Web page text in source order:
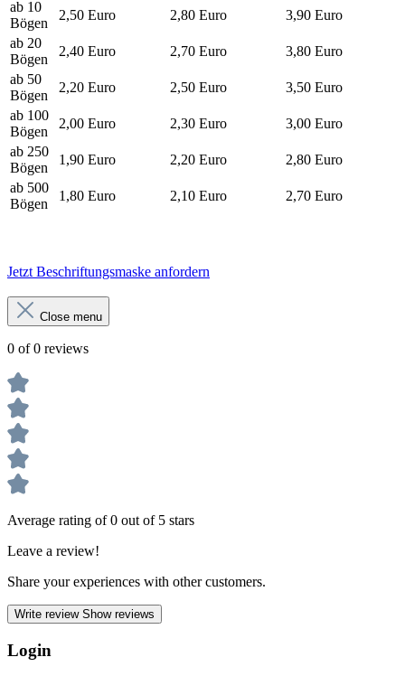
ab 10
Bögen
2,50 Euro 2,80 Euro
3,90 Euro
ab 20
Bögen
2,40 Euro 2,70 Euro
3,80 Euro
ab 50
Bögen
2,20 Euro 2,50 Euro
3,50 Euro
ab 100
Bögen
2,00 Euro 2,30 Euro
3,00 Euro
ab 250
Bögen
1,90 Euro 2,20 Euro
2,80 Euro
ab 500
Bögen
1,80 Euro 2,10 Euro 2,70 Euro
Jetzt Beschriftungsmaske anfordern
Close menu
0 of 0 reviews
Average rating of 0 out of 5 stars
Leave a review!
Share your experiences with other customers.
Write review Show reviews
Login